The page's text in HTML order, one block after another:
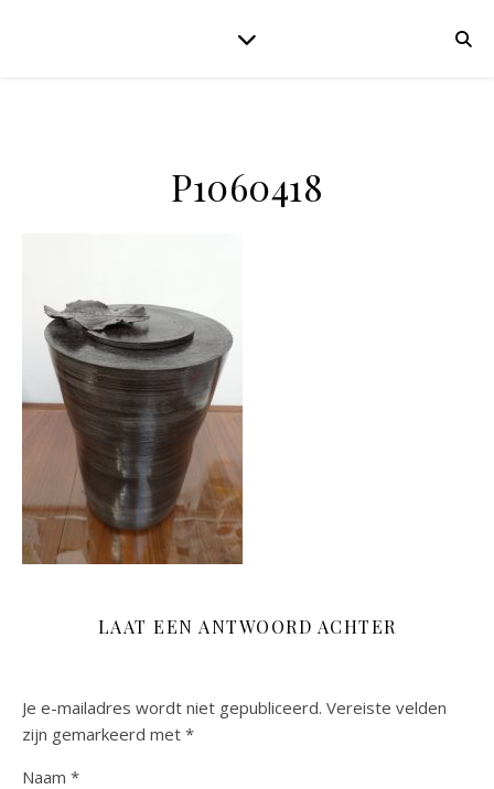
P1060418
LAAT EEN ANTWOORD ACHTER
Je e-mailadres wordt niet gepubliceerd. Vereiste velden
zijn gemarkeerd met *
Naam *